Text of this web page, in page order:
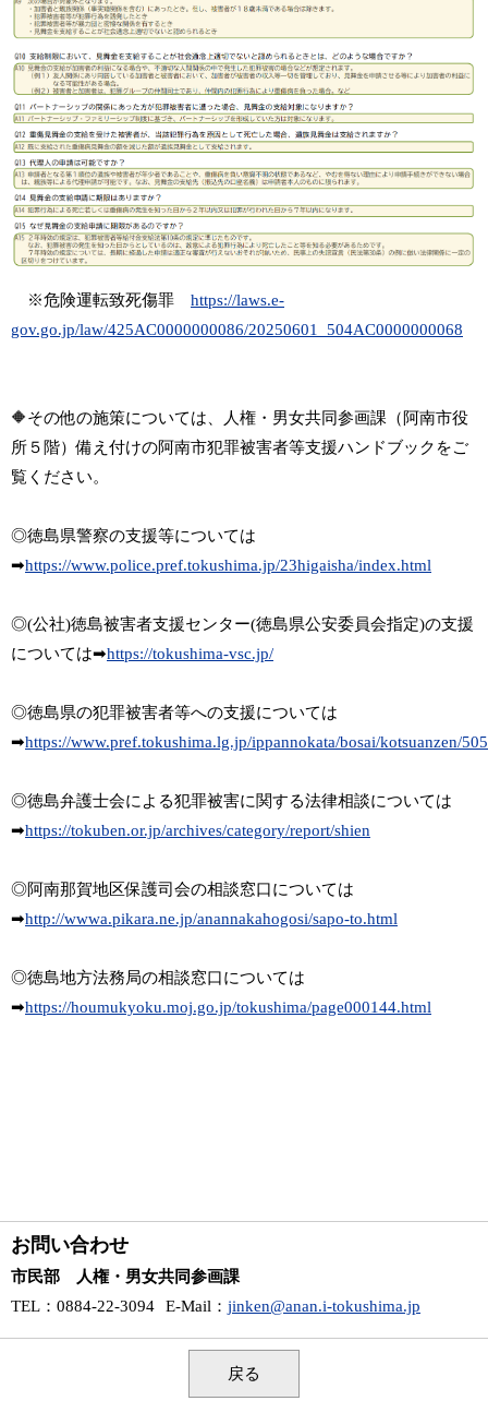
※危険運転致死傷罪 https://laws.e-
gov.go.jp/law/425AC0000000086/20250601_504AC0000000068
🔶その他の施策については、人権・男女共同参画課（阿南市役
所５階）備え付けの阿南市犯罪被害者等支援ハンドブックをご
覧ください。
◎徳島県警察の支援等については
➡https://www.police.pref.tokushima.jp/23higaisha/index.html
◎(公社)徳島被害者支援センター(徳島県公安委員会指定)の支援
については➡https://tokushima-vsc.jp/
◎徳島県の犯罪被害者等への支援については
➡https://www.pref.tokushima.lg.jp/ippannokata/bosai/kotsuanzen/
◎徳島弁護士会による犯罪被害に関する法律相談については
➡https://tokuben.or.jp/archives/category/report/shien
◎阿南那賀地区保護司会の相談窓口については
➡http://wwwa.pikara.ne.jp/anannakahogosi/sapo-to.html
◎徳島地方法務局の相談窓口については
➡https://houmukyoku.moj.go.jp/tokushima/page000144.html
お問い合わせ
市民部 人権・男女共同参画課
TEL ：0884-22-3094 E-Mail ： jinken@anan.i-tokushima.jp
戻る